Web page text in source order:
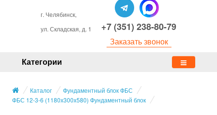
г. Челябинск,
ул. Складская, д. 1
+7 (351) 238-80-79
Заказать звонок
Категории
Каталог
Фундаментный блок ФБС
ФБС 12-3-6 (1180x300x580) Фундаментный блок